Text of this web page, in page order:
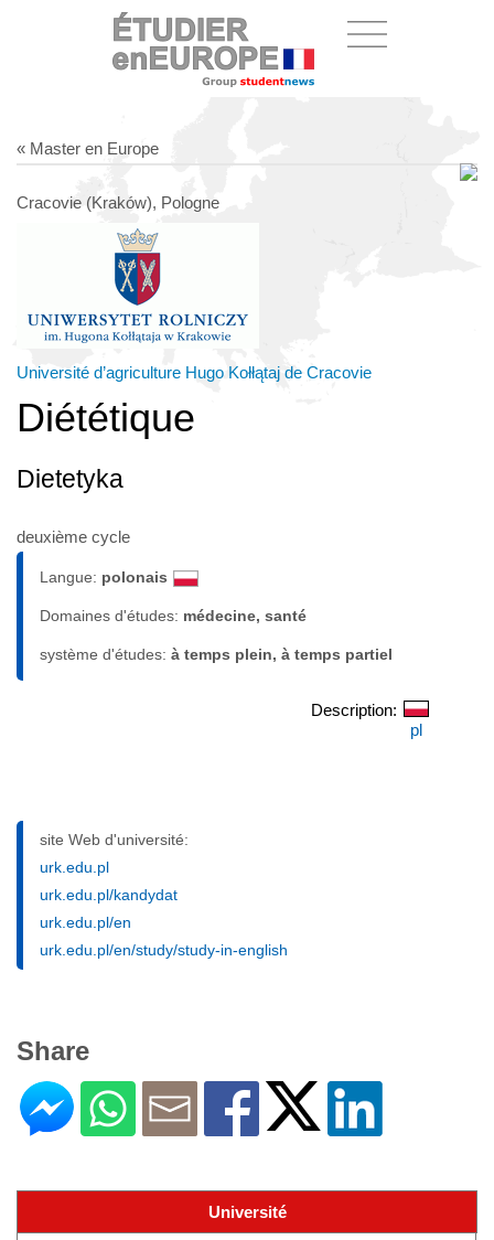
« Master en Europe
Cracovie (Kraków), Pologne
Université d’agriculture Hugo Kołłątaj de Cracovie
Diététique
Dietetyka
deuxième cycle
Langue: polonais
Domaines d'études: médecine, santé
système d'études: à temps plein, à temps partiel
Description:
pl
site Web d'université:
urk.edu.pl
urk.edu.pl/kandydat
urk.edu.pl/en
urk.edu.pl/en/study/study-in-english
Share
Université